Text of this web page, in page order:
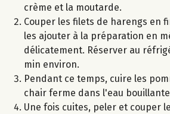
crème et la moutarde.
Couper les filets de harengs en
les ajouter à la préparation en
délicatement. Réserver au
min environ.
Pendant ce temps, cuire les
chair ferme dans l'eau
Une fois cuites, peler et couper